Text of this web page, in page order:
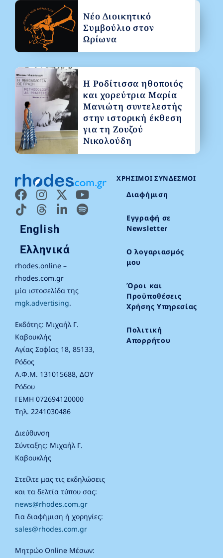
English
Ελληνικά
rhodes.online –
rhodes.com.gr
μία ιστοσελίδα της
mgk.advertising.
Εκδότης: Μιχαήλ Γ.
Καβουκλής
Αγίας Σοφίας 18, 85133,
Ρόδος
Α.Φ.Μ. 131015688, ΔΟΥ
Ρόδου
ΓΕΜΗ 072694120000
Τηλ. 2241030486
Διεύθυνση
Σύνταξης: Μιχαήλ Γ.
Καβουκλής
Στείλτε μας τις εκδηλώσεις
και τα δελτία τύπου σας:
news@rhodes.com.gr
Για διαφήμιση ή χορηγίες:
sales@rhodes.com.gr
Μητρώο Online Μέσων:
ΧΡΉΣΙΜΟΙ ΣΎΝΔΕΣΜΟΙ
Διαφήμιση
Εγγραφή σε
Newsletter
Ο λογαριασμός
μου
Όροι και
Προϋποθέσεις
Χρήσης Υπηρεσίας
Πολιτική
Απορρήτου
Νέο Διοικητικό
Συμβούλιο στον
Ωρίωνα
Η Ροδίτισσα ηθοποιός
και χορεύτρια Μαρία
Μανιώτη συντελεστής
στην ιστορική έκθεση
για τη Ζουζού
Νικολούδη